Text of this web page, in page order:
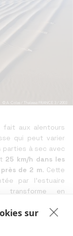
© A. Colas / Thalassa FRANCE 3 / 2003
fait aux alentours
qui peut varier
parties à sec avec
25 km/h dans les
de 2 m. Cette
par l’estuaire
en
ponts grincent,
les branches et
sur